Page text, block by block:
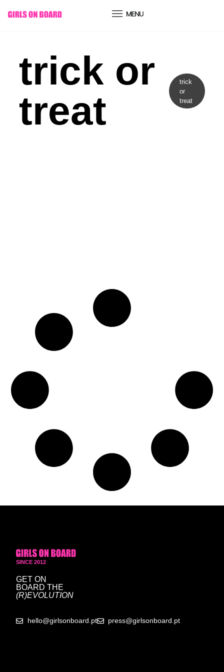
conteúdo
trick or
treat
trick
or
treat
SINCE 2012
GET ON
BOARD THE
(R)EVOLUTION
hello@girlsonboard.pt press@girlsonboard.pt